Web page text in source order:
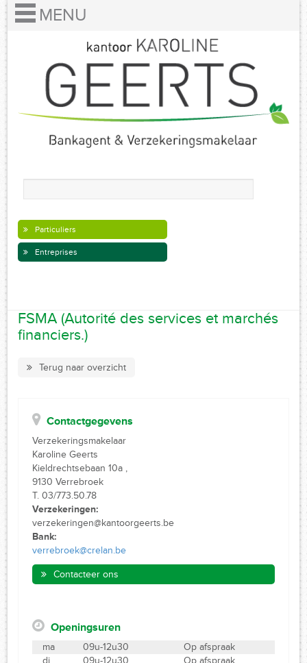
Particuliers
Entreprises
FSMA (Autorité des services et marchés
financiers.)
Terug naar overzicht
Contactgegevens
Verzekeringsmakelaar
Karoline Geerts
Kieldrechtsebaan 10a ,
9130 Verrebroek
T. 03/773.50.78
Verzekeringen:
verzekeringen@kantoorgeerts.be
Bank:
verrebroek@crelan.be
Contacteer ons
Openingsuren
ma 09u-12u30
Op afspraak
di
09u-12u30
Op afspraak